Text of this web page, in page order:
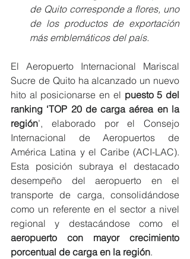
de Quito corresponde a flores, uno
de los productos de exportación
más emblemáticos del país.
El Aeropuerto Internacional Mariscal
Sucre de Quito ha alcanzado un nuevo
hito al posicionarse en el puesto 5 del
ranking ‘TOP 20 de carga aérea en la
región’, elaborado por el Consejo
Internacional de Aeropuertos de
América Latina y el Caribe (ACI-LAC).
Esta posición subraya el destacado
desempeño del aeropuerto en el
transporte de carga, consolidándose
como un referente en el sector a nivel
aeropuerto con mayor crecimiento
porcentual de carga en la región.